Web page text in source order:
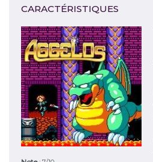
CARACTÉRISTIQUES